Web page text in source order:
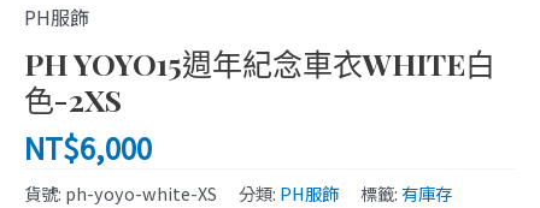
PH服飾
PH YOYO15週年紀念車衣WHITE白
色-2XS
NT$6,000
貨號: ph-yoyo-white-XS 分類: PH服飾 標籤: 有庫存
年
紀
念
車
衣
WHITE